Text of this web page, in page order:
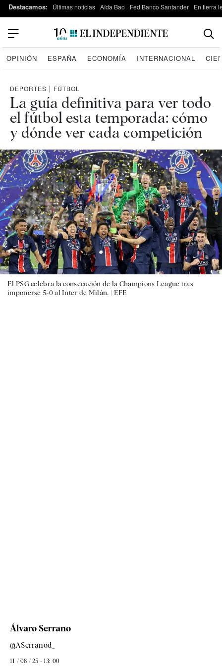
Destacamos: Últimas noticias Aída Bao Fed Banco Santander En tierra
OPINIÓN ESPAÑA ECONOMÍA INTERNACIONAL
DEPORTES | FÚTBOL
La guía definitiva para ver todo
el fútbol esta temporada: cómo
y dónde ver cada competición
El PSG celebra la consecución de la Champions League tras
imponerse 5-0 al Inter de Milán. | EFE
Álvaro Serrano
@ASerranod_
11 / 08 / 25 - 13: 00